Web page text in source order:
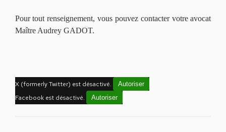
Pour tout renseignement, vous pouvez contacter votre avocat
Maître Audrey GADOT.
X (formerly Twitter) est désactivé. Autoriser
Facebook est désactivé. Autoriser